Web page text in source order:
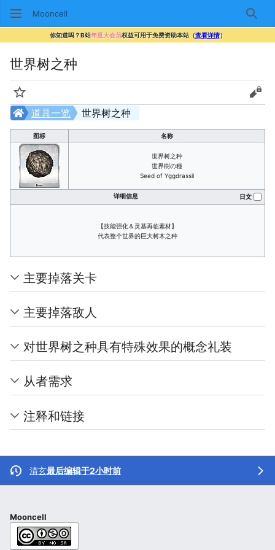
Mooncell 搜索
你知道吗？B站年度大会员权益可用于免费资助本站（查看详情）
世界树之种
监视 查看
世界树之种
道具一览
图标 名称
世界树之种
世界樹の種
Seed of Yggdrassil
详细信息 日文
【技能强化＆灵基再临素材】
代表整个世界的巨大树木之种
主要掉落关卡
主要掉落敌人
对世界树之种具有特殊效果的概念礼装
从者需求
注释和链接
清玄最后编辑于2小时前
Mooncell